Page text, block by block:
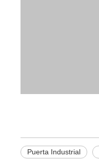
Puerta Industrial